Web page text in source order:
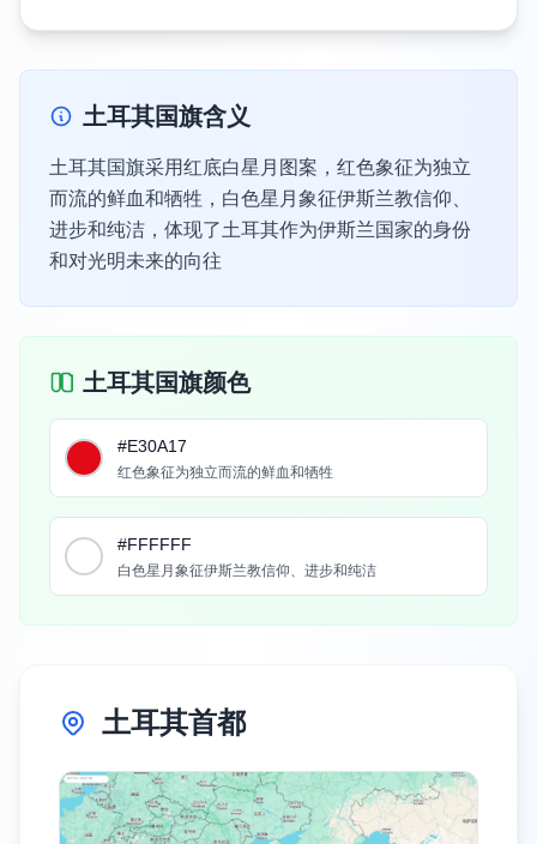
土耳其国旗含义
土耳其国旗采用红底白星月图案，红色象征为独立
而流的鲜血和牺牲，白色星月象征伊斯兰教信仰、
进步和纯洁，体现了土耳其作为伊斯兰国家的身份
和对光明未来的向往
土耳其国旗颜色
#E30A17
红色象征为独立而流的鲜血和牺牲
#FFFFFF
白色星月象征伊斯兰教信仰、进步和纯洁
土耳其首都